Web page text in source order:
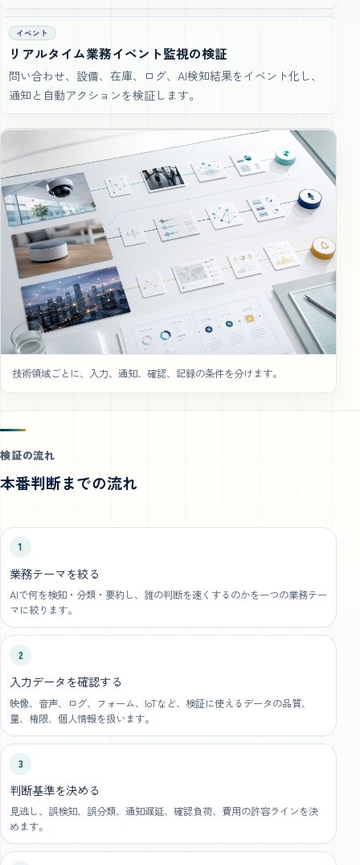
技術領域ごとに、入力、通知、確認、記録の条件を分けます。
イベント
リアルタイム業務イベント監視の検証
問い合わせ、設備、在庫、ログ、AI検知結果をイベント化し、
通知と自動アクションを検証します。
検証の流れ
本番判断までの流れ
1
業務テーマを絞る
AIで何を検知・分類・要約し、誰の判断を速くするのかを一つの業務テー
マに絞ります。
2
入力データを確認する
映像、音声、ログ、フォーム、IoTなど、検証に使えるデータの品質、
量、権限、個人情報を扱います。
3
判断基準を決める
見逃し、誤検知、誤分類、通知遅延、確認負荷、費用の許容ラインを決
めます。